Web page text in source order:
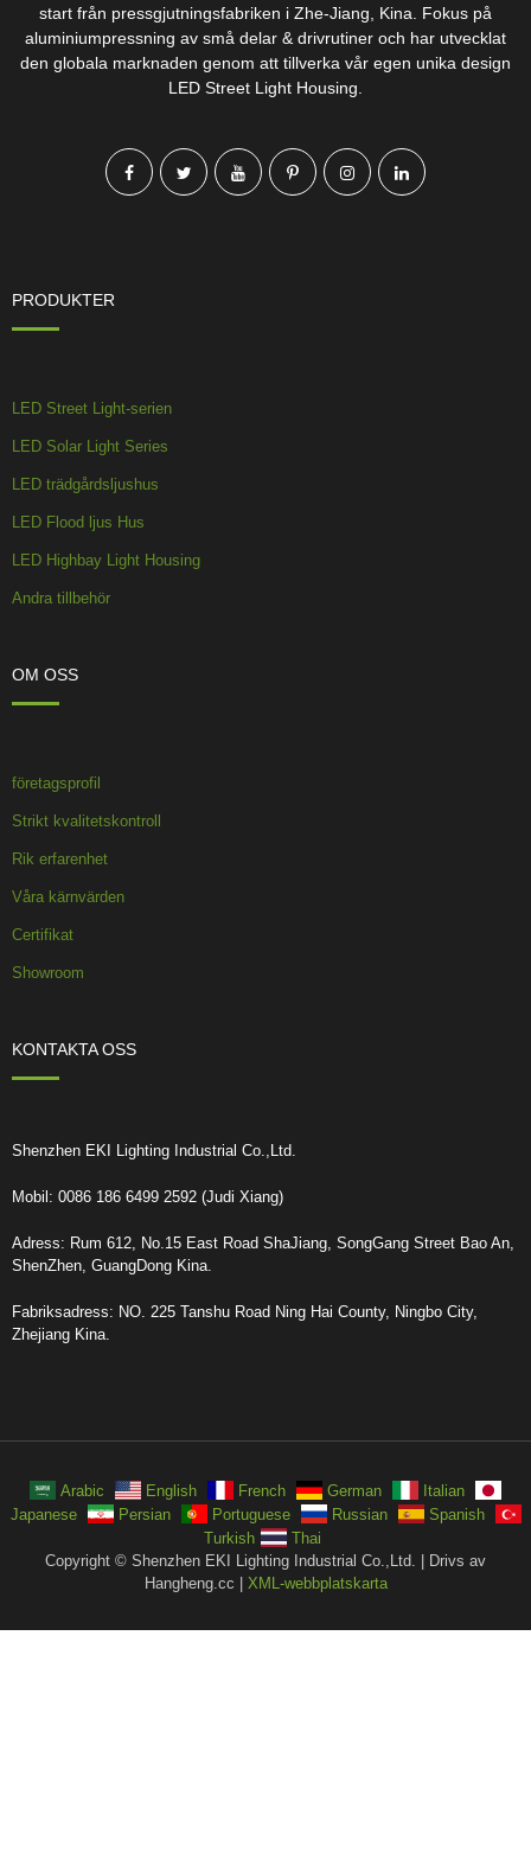
start från pressgjutningsfabriken i Zhe-Jiang, Kina. Fokus på
aluminiumpressning av små delar & drivrutiner och har utvecklat
den globala marknaden genom att tillverka vår egen unika design
LED Street Light Housing.
PRODUKTER
LED Street Light-serien
LED Solar Light Series
LED trädgårdsljushus
LED Flood ljus Hus
LED Highbay Light Housing
Andra tillbehör
OM OSS
företagsprofil
Strikt kvalitetskontroll
Rik erfarenhet
Våra kärnvärden
Certifikat
Showroom
KONTAKTA OSS
Shenzhen EKI Lighting Industrial Co.,Ltd.
Mobil: 0086 186 6499 2592 (Judi Xiang)
Adress: Rum 612, No.15 East Road ShaJiang, SongGang Street Bao An,
ShenZhen, GuangDong Kina.
Fabriksadress: NO. 225 Tanshu Road Ning Hai County, Ningbo City,
Zhejiang Kina.
Arabic English French German
Italian
Japanese
Persian Portuguese Russian
Spanish
Turkish
Thai
Copyright © Shenzhen EKI Lighting Industrial Co.,Ltd. | Drivs av
Hangheng.cc | XML-webbplatskarta